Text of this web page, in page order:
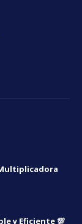
Multiplicadora
y Eficiente 💯